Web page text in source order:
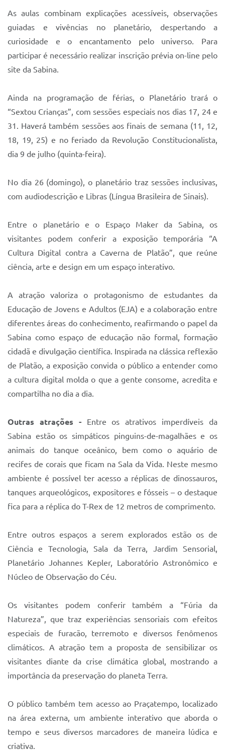
As aulas combinam explicações acessíveis, observações
guiadas e vivências no planetário, despertando a
curiosidade e o encantamento pelo universo. Para
participar é necessário realizar inscrição prévia on-line pelo
site da Sabina.
Ainda na programação de férias, o Planetário trará o
“Sextou Crianças”, com sessões especiais nos dias 17, 24 e
31. Haverá também sessões aos finais de semana (11, 12,
18, 19, 25) e no feriado da Revolução Constitucionalista,
dia 9 de julho (quinta-feira).
No dia 26 (domingo), o planetário traz sessões inclusivas,
com audiodescrição e Libras (Língua Brasileira de Sinais).
Entre o planetário e o Espaço Maker da Sabina, os
visitantes podem conferir a exposição temporária “A
Cultura Digital contra a Caverna de Platão”, que reúne
ciência, arte e design em um espaço interativo.
A atração valoriza o protagonismo de estudantes da
Educação de Jovens e Adultos (EJA) e a colaboração entre
diferentes áreas do conhecimento, reafirmando o papel da
Sabina como espaço de educação não formal, formação
cidadã e divulgação científica. Inspirada na clássica reflexão
de Platão, a exposição convida o público a entender como
a cultura digital molda o que a gente consome, acredita e
compartilha no dia a dia.
Outras atrações -Entre os atrativos imperdíveis da
Sabina estão os simpáticos pinguins-de-magalhães e os
animais do tanque oceânico, bem como o aquário de
recifes de corais que ficam na Sala da Vida. Neste mesmo
ambiente é possível ter acesso a réplicas de dinossauros,
tanques arqueológicos, expositores e fósseis – o destaque
fica para a réplica do T-Rex de 12 metros de comprimento.
Entre outros espaços a serem explorados estão os de
Ciência e Tecnologia, Sala da Terra, Jardim Sensorial,
Planetário Johannes Kepler, Laboratório Astronômico e
Núcleo de Observação do Céu.
Os visitantes podem conferir também a “Fúria da
Natureza”, que traz experiências sensoriais com efeitos
especiais de furacão, terremoto e diversos fenômenos
climáticos. A atração tem a proposta de sensibilizar os
visitantes diante da crise climática global, mostrando a
importância da preservação do planeta Terra.
O público também tem acesso ao Praçatempo, localizado
na área externa, um ambiente interativo que aborda o
tempo e seus diversos marcadores de maneira lúdica e
criativa.